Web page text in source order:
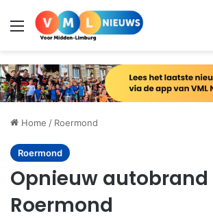
Menu
Home / Roermond
Roermond
Opnieuw autobrand
Roermond